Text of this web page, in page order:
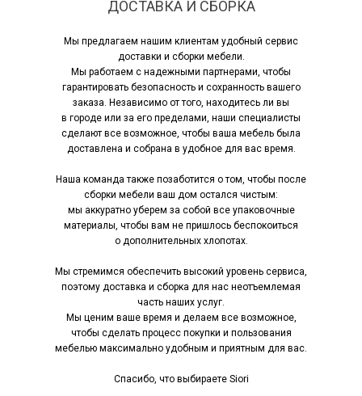
ДОСТАВКА И СБОРКА
Мы предлагаем нашим клиентам удобный сервис
доставки и сборки мебели.
Мы работаем с надежными партнерами, чтобы
гарантировать безопасность и сохранность вашего
заказа. Независимо от того, находитесь ли вы
в городе или за его пределами, наши специалисты
сделают все возможное, чтобы ваша мебель была
доставлена и собрана в удобное для вас время.
Наша команда также позаботится о том, чтобы после
сборки мебели ваш дом остался чистым:
мы аккуратно уберем за собой все упаковочные
материалы, чтобы вам не пришлось беспокоиться
о дополнительных хлопотах.
Мы стремимся обеспечить высокий уровень сервиса,
поэтому доставка и сборка для нас неотъемлемая
часть наших услуг.
Мы ценим ваше время и делаем все возможное,
чтобы сделать процесс покупки и пользования
мебелью максимально удобным и приятным для вас.
Спасибо, что выбираете Siori